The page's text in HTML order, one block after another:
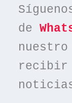
de
nuestro
recibir